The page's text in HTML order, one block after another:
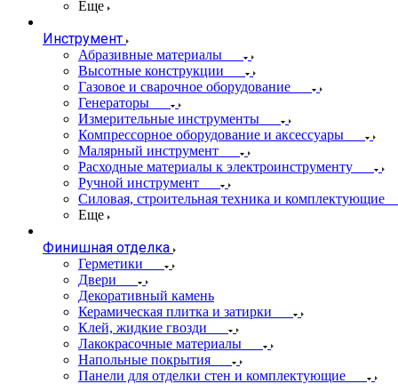
Еще
Инструмент
Абразивные материалы
Высотные конструкции
Газовое и сварочное оборудование
Генераторы
Измерительные инструменты
Компрессорное оборудование и аксессуары
Малярный инструмент
Расходные материалы к электроинструменту
Ручной инструмент
Силовая, строительная техника и комплектующие
Еще
Финишная отделка
Герметики
Двери
Декоративный камень
Керамическая плитка и затирки
Клей, жидкие гвозди
Лакокрасочные материалы
Напольные покрытия
Панели для отделки стен и комплектующие